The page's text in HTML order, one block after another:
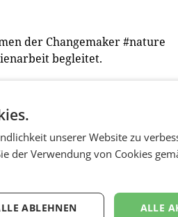
der Changemaker #nature
begleitet.
haben wir bewusst an
Biodiversität und Klimaschutz
Projekt gibt ihnen die
für Klimaschutz,
unserer Website zu
der Verwendung von Cookies
ALLE
ABLEHNEN